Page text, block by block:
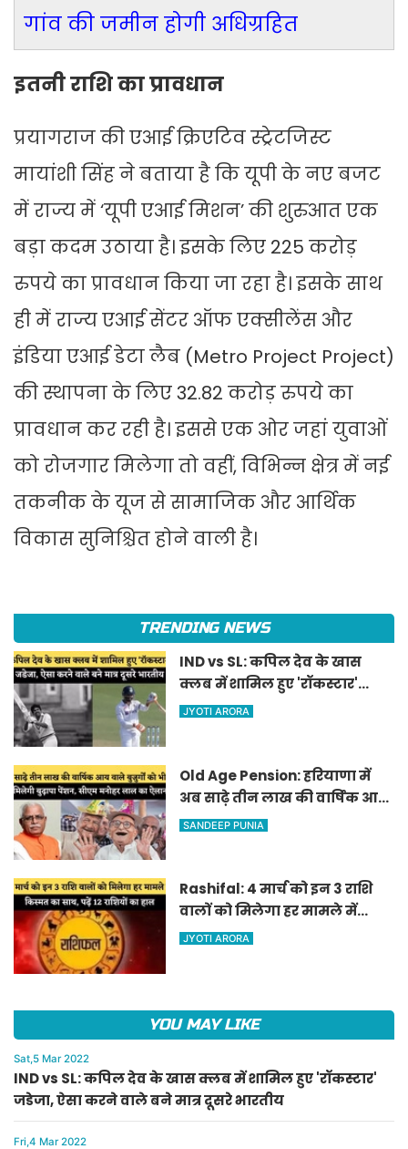
गांव की जमीन होगी अधिग्रहित
इतनी राशि का प्रावधान
प्रयागराज की एआई क्रिएटिव स्ट्रेटजिस्ट
मायांशी सिंह ने बताया है कि यूपी के नए बजट
में राज्य में ‘यूपी एआई मिशन’ की शुरुआत एक
बड़ा कदम उठाया है। इसके लिए 225 करोड़
रुपये का प्रावधान किया जा रहा है। इसके साथ
ही में राज्य एआई सेंटर ऑफ एक्सीलेंस और
इंडिया एआई डेटा लैब (Metro Project Project)
की स्थापना के लिए 32.82 करोड़ रुपये का
प्रावधान कर रही है। इससे एक ओर जहां युवाओं
को रोजगार मिलेगा तो वहीं, विभिन्न क्षेत्र में नई
तकनीक के यूज से सामाजिक और आर्थिक
विकास सुनिश्चित होने वाली है।
TRENDING NEWS
IND vs SL: कपिल देव के खास
क्लब में शामिल हुए 'रॉकस्टार'
जडेजा, ऐसा करने वाले बने मात्र
JYOTI ARORA
Old Age Pension: हरियाणा में
अब साढ़े तीन लाख की वार्षिक आय
वाले बुजुर्गों को भी मिलेगी बुढ़ापा
SANDEEP PUNIA
Rashifal: 4 मार्च को इन 3 राशि
वालों को मिलेगा हर मामले में
किस्मत का साथ, पढ़ें 12 राशियों का
JYOTI ARORA
YOU MAY LIKE
Sat,5 Mar 2022
IND vs SL: कपिल देव के खास क्लब में शामिल हुए 'रॉकस्टार'
जडेजा, ऐसा करने वाले बने मात्र दूसरे भारतीय
Fri,4 Mar 2022